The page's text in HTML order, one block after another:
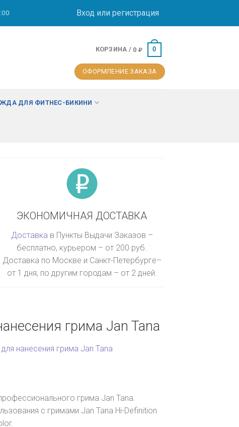
Вход или регистрация
КОРЗИНА / 0 ₽ 0
ОФОРМЛЕНИЕ ЗАКАЗА
ДЛЯ ФИТНЕС-БИКИНИ
ЭКОНОМИЧНАЯ ДОСТАВКА
Доставка в Пункты Выдачи Заказов –
бесплатно, курьером – от 200 руб.
Доставка по Москве и Санкт-Петербурге–
от 1 дня, по другим городам – от 2 дней.
грима Jan Tana
нанесения грима Jan Tana
грима Jan Tana.
с гримами Jan Tana Hi-Definition